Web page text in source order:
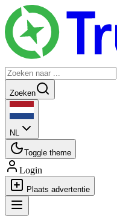
Zoeken
NL
Toggle theme
Login
Plaats advertentie